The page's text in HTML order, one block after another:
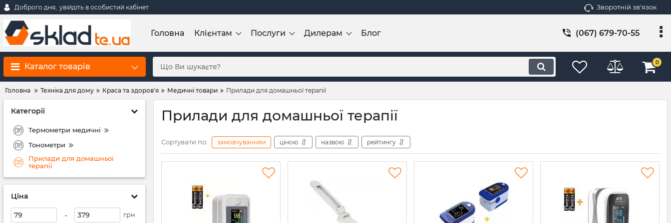
Доброго дня, увійдіть в особистий кабінет Зворотній зв'язок
Головна Клієнтам Послуги Дилерам Блог (067) 679-70-55
Каталог товарів 0
Головна Техніка для дому Краса та здоров'я Медичні товари Прилади для домашньої терапії
Категорії
Термометри медичні
Тонометри
Прилади для домашньої
терапії
Ціна
- грн
Прилади для домашньої терапії
Сортувати по: замовчуванням ціною назвою рейтингу